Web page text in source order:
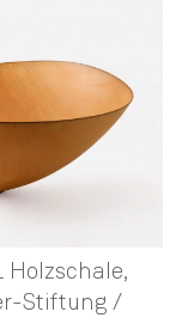
Holzschale,
Stiftung /